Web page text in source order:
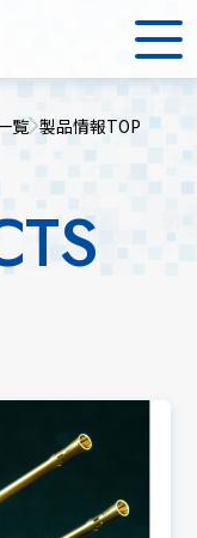
覧 製品情報TOP